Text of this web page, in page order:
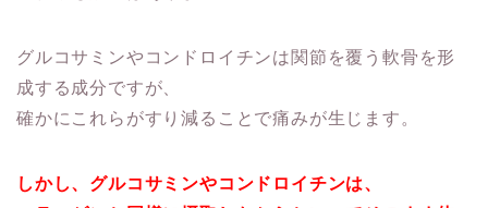
グルコサミンやコンドロイチンは関節を覆う軟骨を形
成する成分ですが、
確かにこれらがすり減ることで痛みが生じます。
しかし、グルコサミンやコンドロイチンは、